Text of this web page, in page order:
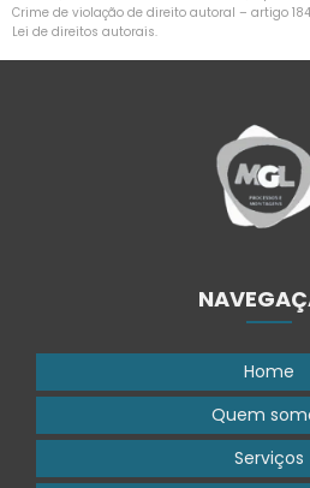
Crime de violação de direito autoral – artigo
Lei de direitos autorais.
Home
Quem
Serviços